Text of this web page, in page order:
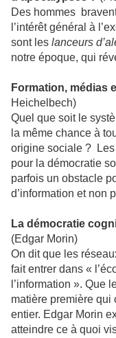
Des hommes
l’intérêt général à
sont les lanceurs
notre époque, qui
Formation, médias
Heichelbech)
Quel que soit le
la même chance à
origine sociale ? Les
pour la démocratie
parfois un obstacle
d’information et non
La démocratie
(Edgar Morin)
On dit que les
fait entrer dans «
l’information ». Que
matière première qui
entier. Edgar Morin
atteindre ce à quoi